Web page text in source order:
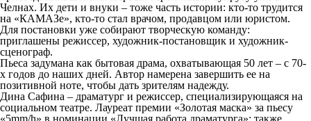
Челнах. Их дети и внуки – тоже часть истории: кто-то трудится
на «КАМАЗе», кто-то стал врачом, продавцом или юристом.
Для постановки уже собирают творческую команду:
приглашены режиссер, художник-постановщик и художник-
сценограф.
Пьеса задумана как бытовая драма, охватывающая 50 лет – с 70-
х годов до наших дней. Автор намерена завершить ее на
позитивной ноте, чтобы дать зрителям надежду.
Дина Сафина – драматург и режиссер, специализирующаяся на
социальном театре. Лауреат премии «Золотая маска» за пьесу
«5mm/h» в номинации «Лучшая работа драматурга»; также